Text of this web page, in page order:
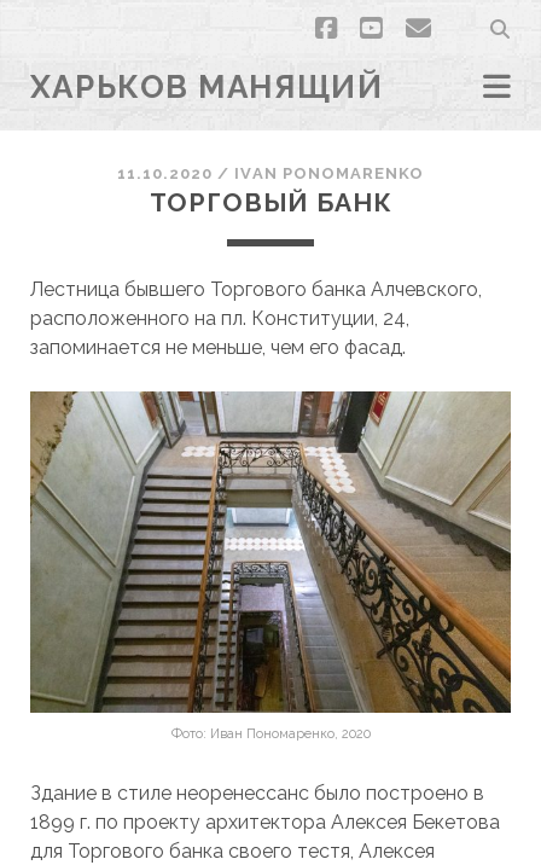
facebook
youtubeemail
ХАРЬКОВ МАНЯЩИЙ
11.10.2020 / ІVAN PONOMARENKO
ТОРГОВЫЙ БАНК
Лестница бывшего Торгового банка Алчевского,
расположенного на пл. Конституции, 24,
запоминается не меньше, чем его фасад.
Фото: Иван Пономаренко, 2020
Здание в стиле неоренессанс было построено в
1899 г. по проекту архитектора Алексея Бекетова
для Торгового банка своего тестя, Алексея